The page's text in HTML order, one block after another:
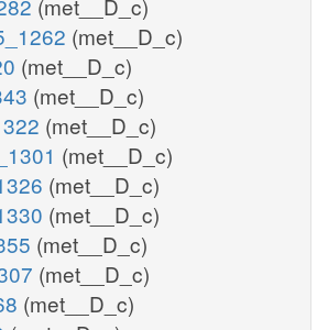
(met__D_c)
(met__D_c)
(met__D_c)
(met__D_c)
(met__D_c)
(met__D_c)
(met__D_c)
(met__D_c)
(met__D_c)
(met__D_c)